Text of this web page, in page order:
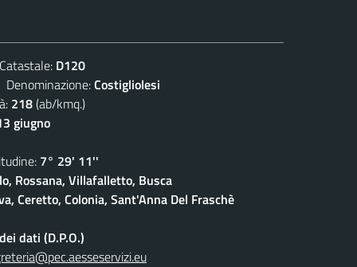
D120
Costigliolesi
218(ab/kmq.)
giugno
7° 29' 11''
Rossana, Villafalletto, Busca
Ceretto, Colonia, Sant'Anna Del Fraschè
dati (D.P.O.)